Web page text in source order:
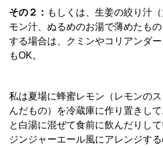
その２： もしくは、生姜の絞り汁
モン汁、ぬるめのお湯で薄めたも
する場合は、クミンやコリアンダ
もOK。
私は夏場に蜂蜜レモン（レモンの
んだもの）を冷蔵庫に作り置きし
と白湯に混ぜて食前に飲んだりし
ジンジャーエール風にアレンジす